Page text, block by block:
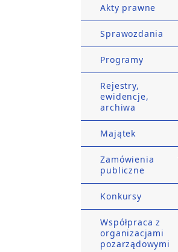
Akty prawne
Sprawozdania
Programy
Rejestry,
ewidencje,
archiwa
Majątek
Zamówienia
publiczne
Konkursy
Współpraca z
organizacjami
pozarządowymi